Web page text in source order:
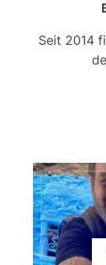
Seit 2014